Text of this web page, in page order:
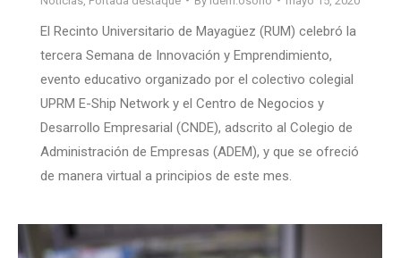
El Recinto Universitario de Mayagüez (RUM) celebró la
tercera Semana de Innovación y Emprendimiento,
evento educativo organizado por el colectivo colegial
UPRM E-Ship Network y el Centro de Negocios y
Desarrollo Empresarial (CNDE), adscrito al Colegio de
Administración de Empresas (ADEM), y que se ofreció
de manera virtual a principios de este mes.